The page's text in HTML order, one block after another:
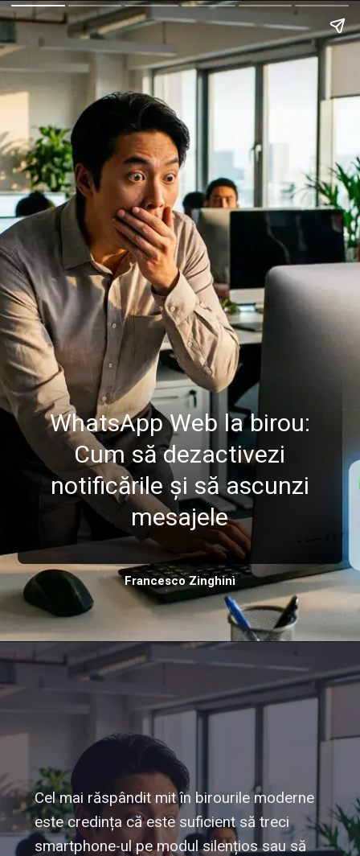
WhatsApp Web la birou:
Cum să dezactivezi
notificările și să ascunzi
mesajele
Francesco Zinghinì
Cel mai răspândit mit în birourile moderne
este credința că este suficient să treci
smartphone-ul pe modul silențios sau să